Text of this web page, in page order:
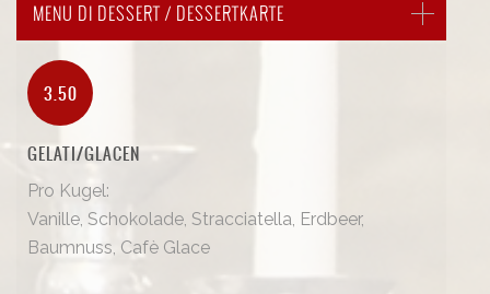
MENU DI DESSERT / DESSERTKARTE
3.50
GELATI/GLACEN
Pro Kugel:
Vanille, Schokolade, Stracciatella, Erdbeer,
Baumnuss, Cafè Glace